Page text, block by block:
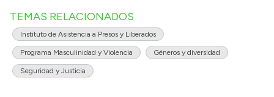
TEMAS RELACIONADOS
Instituto de Asistencia a Presos y Liberados
Programa Masculinidad y Violencia Géneros y diversidad
Seguridad y Justicia